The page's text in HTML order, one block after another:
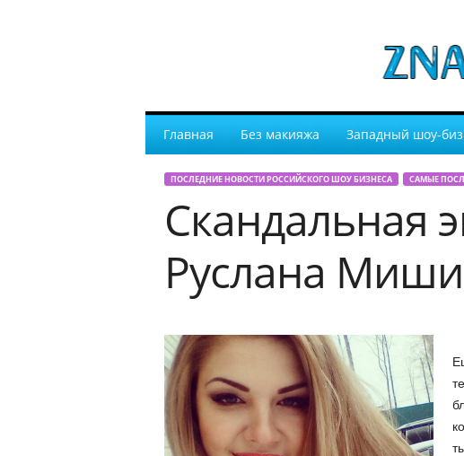
Главная Без макияжа Западный шоу-
ПОСЛЕДНИЕ НОВОСТИ РОССИЙСКОГО ШОУ БИЗНЕСА САМЫЕ
Скандальная
Руслана